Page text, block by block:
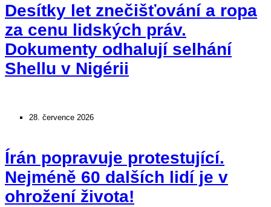
Desítky let znečišťování a ropa
za cenu lidských práv.
Dokumenty odhalují selhání
Shellu v Nigérii
28. července 2026
Írán popravuje protestující.
Nejméně 60 dalších lidí je v
ohrožení života!